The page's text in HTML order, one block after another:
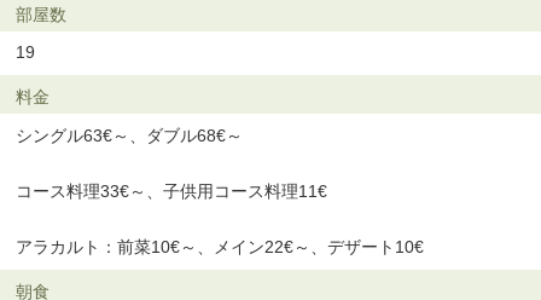
部屋数
19
料金
シングル63€～、ダブル68€～
コース料理33€～、子供用コース料理11€
アラカルト：前菜10€～、メイン22€～、デザート10€
朝食